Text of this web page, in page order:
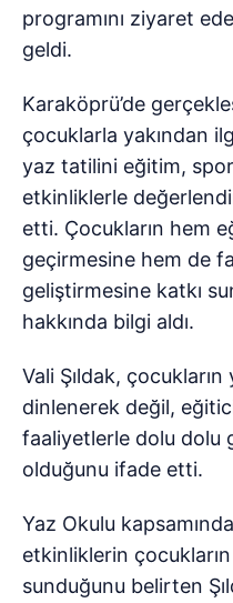
programını ziyaret
geldi.
Karaköprü’de
çocuklarla yakından
yaz tatilini eğitim,
etkinliklerle
etti. Çocukların hem
geçirmesine hem de
geliştirmesine katkı
hakkında bilgi aldı.
Vali Şıldak,
dinlenerek değil,
faaliyetlerle dolu dolu
olduğunu ifade etti.
Yaz Okulu
etkinliklerin
sunduğunu belirten